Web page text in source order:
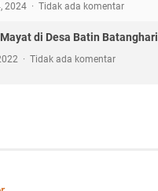
2024 Tidak ada komentar
di Desa Batin Batanghari
Tidak ada komentar